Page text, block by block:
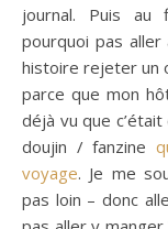
journal. Puis au
pourquoi pas aller
histoire rejeter un
parce que mon
déjà vu que
doujin / fanzine
voyage. Je me
pas loin – donc